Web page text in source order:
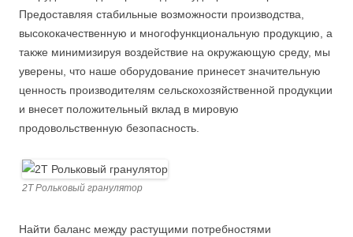
Предоставляя стабильные возможности производства,
высококачественную и многофункциональную продукцию, а
также минимизируя воздействие на окружающую среду, мы
уверены, что наше оборудование принесет значительную
ценность производителям сельскохозяйственной продукции
и внесет положительный вклад в мировую
продовольственную безопасность.
2T Рольковый гранулятор
Найти баланс между растущими потребностями